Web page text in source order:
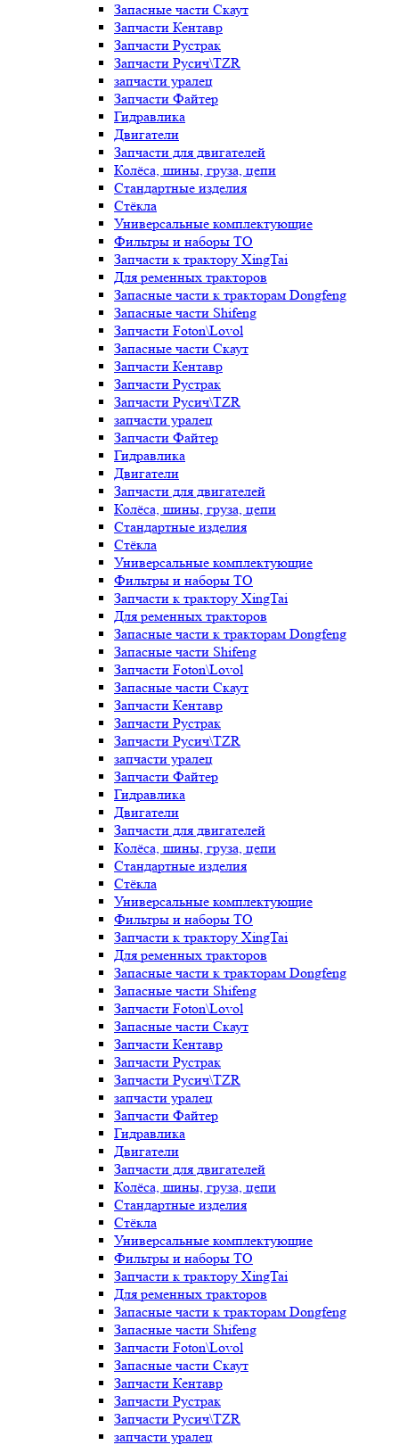
Запасные части Скаут
Запчасти Кентавр
Запчасти Рустрак
Запчасти Русич\TZR
запчасти уралец
Запчасти Файтер
Гидравлика
Двигатели
Запчасти для двигателей
Колёса, шины, груза, цепи
Стандартные изделия
Стёкла
Универсальные комплектующие
Фильтры и наборы ТО
Запчасти к трактору XingTai
Для ременных тракторов
Запасные части к тракторам Dongfeng
Запасные части Shifeng
Запчасти Foton\Lovol
Запасные части Скаут
Запчасти Кентавр
Запчасти Рустрак
Запчасти Русич\TZR
запчасти уралец
Запчасти Файтер
Гидравлика
Двигатели
Запчасти для двигателей
Колёса, шины, груза, цепи
Стандартные изделия
Стёкла
Универсальные комплектующие
Фильтры и наборы ТО
Запчасти к трактору XingTai
Для ременных тракторов
Запасные части к тракторам Dongfeng
Запасные части Shifeng
Запчасти Foton\Lovol
Запасные части Скаут
Запчасти Кентавр
Запчасти Рустрак
Запчасти Русич\TZR
запчасти уралец
Запчасти Файтер
Гидравлика
Двигатели
Запчасти для двигателей
Колёса, шины, груза, цепи
Стандартные изделия
Стёкла
Универсальные комплектующие
Фильтры и наборы ТО
Запчасти к трактору XingTai
Для ременных тракторов
Запасные части к тракторам Dongfeng
Запасные части Shifeng
Запчасти Foton\Lovol
Запасные части Скаут
Запчасти Кентавр
Запчасти Рустрак
Запчасти Русич\TZR
запчасти уралец
Запчасти Файтер
Гидравлика
Двигатели
Запчасти для двигателей
Колёса, шины, груза, цепи
Стандартные изделия
Стёкла
Универсальные комплектующие
Фильтры и наборы ТО
Запчасти к трактору XingTai
Для ременных тракторов
Запасные части к тракторам Dongfeng
Запасные части Shifeng
Запчасти Foton\Lovol
Запасные части Скаут
Запчасти Кентавр
Запчасти Рустрак
Запчасти Русич\TZR
запчасти уралец